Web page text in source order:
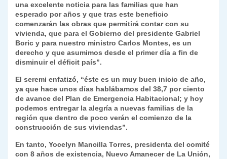
una excelente noticia para las familias que han
esperado por años y que tras este beneficio
comenzarán las obras que permitirá contar con su
vivienda, que para el Gobierno del presidente Gabriel
Boric y para nuestro ministro Carlos Montes, es un
derecho y que asumimos desde el primer día a fin de
disminuir el déficit país”.
El seremi enfatizó, “éste es un muy buen inicio de año,
ya que hace unos días hablábamos del 38,7 por ciento
de avance del Plan de Emergencia Habitacional; y hoy
podemos entregar la alegría a nuevas familias de la
región que dentro de poco verán el comienzo de la
construcción de sus viviendas”.
En tanto, Yocelyn Mancilla Torres, presidenta del comité
con 8 años de existencia, Nuevo Amanecer de La Unión,